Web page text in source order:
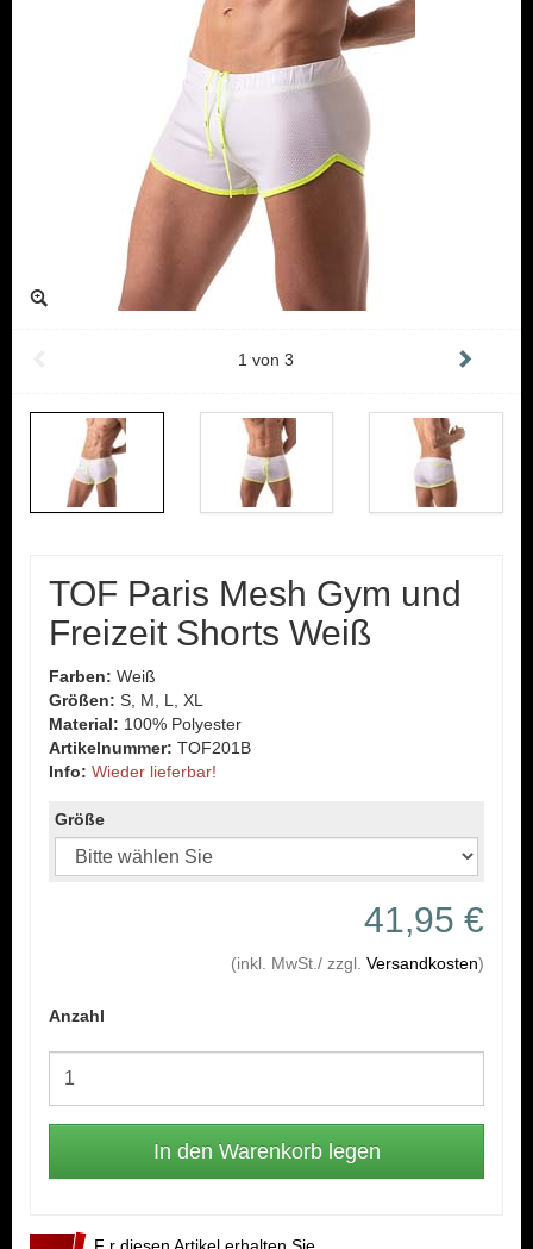
1 von3
TOF Paris Mesh Gym und
Freizeit Shorts Weiß
Farben: Weiß
Größen: S, M, L, XL
Material: 100% Polyester
Artikelnummer: TOF201B
Info: Wieder lieferbar!
Größe
41,95 €
(inkl. MwSt./ zzgl. Versandkosten)
Anzahl